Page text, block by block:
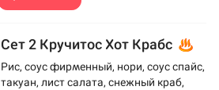
Сет 2 Кручитос Хот Крабс
Рис, соус фирменный, нори, соус спайс,
такуан, лист салата, снежный краб,